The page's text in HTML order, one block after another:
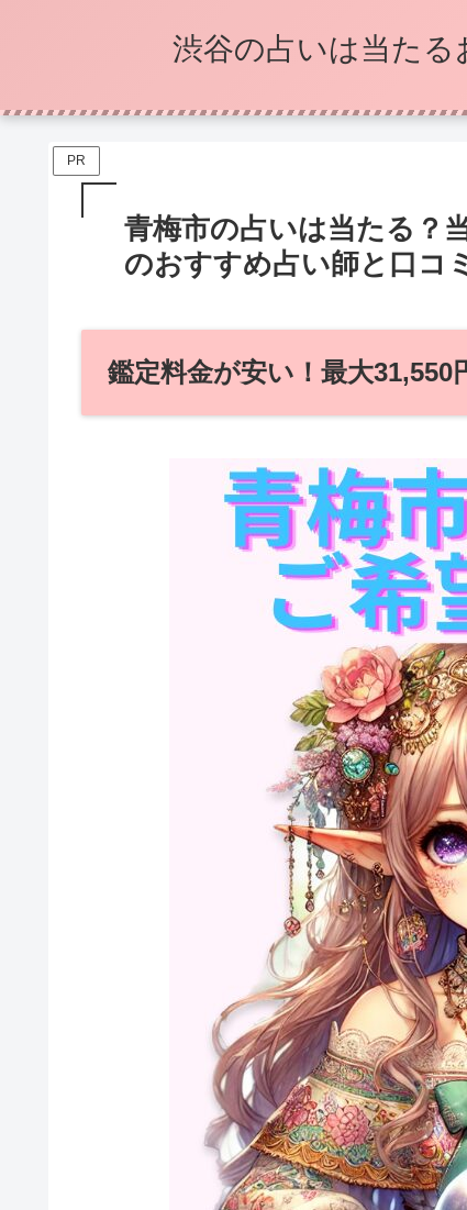
渋谷の占いは当たる
PR
青梅市の占いは当たる？
のおすすめ占い師と口コ
鑑定料金が安い！最大31,550